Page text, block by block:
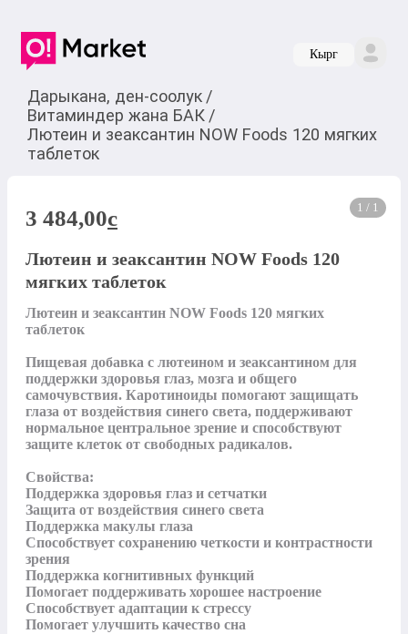
Кырг
Дарыкана, ден-соолук /
Витаминдер жана БАК /
Лютеин и зеаксантин NOW Foods 120 мягких
таблеток
1 / 1
3 484,00c
Лютеин и зеаксантин NOW Foods 120
мягких таблеток
Лютеин и зеаксантин NOW Foods 120 мягких
таблеток
Пищевая добавка с лютеином и зеаксантином для
поддержки здоровья глаз, мозга и общего
самочувствия. Каротиноиды помогают защищать
глаза от воздействия синего света, поддерживают
нормальное центральное зрение и способствуют
защите клеток от свободных радикалов.
Свойства:
Поддержка здоровья глаз и сетчатки
Защита от воздействия синего света
Поддержка макулы глаза
Способствует сохранению четкости и контрастности
зрения
Поддержка когнитивных функций
Помогает поддерживать хорошее настроение
Способствует адаптации к стрессу
Помогает улучшить качество сна